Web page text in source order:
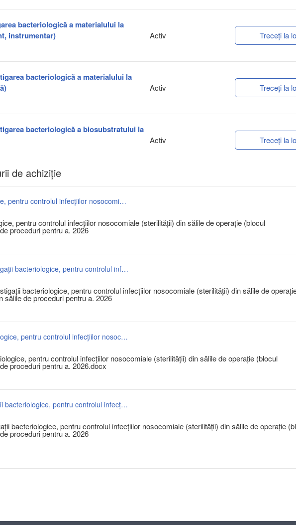
bacteriologică a materialului la
instrumentar)
Activ Treceți la
bacteriologică a materialului la
Activ Treceți la
bacteriologică a biosubstratului la
Activ Treceți la
de achiziție
DUAE investigații bacteriologice, pentru controlul infecțiilor nosocomiale (sterilității) din sălile de operație (blocul operator),precum și din sălile de proceduri pentru a. 2026.doc
pentru controlul infecțiilor nosocomiale (sterilității) din sălile de operație (blocul
proceduri pentru a. 2026
Documentația standard investigații bacteriologice, pentru controlul infecțiilor nosocomiale (sterilității) din sălile de operație (blocul operator),precum și din sălile de proceduri pentru a. 2026.docx
bacteriologice, pentru controlul infecțiilor nosocomiale (sterilității) din sălile de
sălile de proceduri pentru a. 2026
Declarație investigații bacteriologice, pentru controlul infecțiilor nosocomiale (sterilității) din sălile de operație (blocul operator),precum și din sălile de proceduri pentru a. 2026.docx
pentru controlul infecțiilor nosocomiale (sterilității) din sălile de operație (blocul
proceduri pentru a. 2026.docx
Anunț de participare investigații bacteriologice, pentru controlul infecțiilor nosocomiale (sterilității) din sălile de operație (blocul operator),precum și din sălile de proceduri pentru a. 2026.pdf
bacteriologice, pentru controlul infecțiilor nosocomiale (sterilității) din sălile de operație
proceduri pentru a. 2026